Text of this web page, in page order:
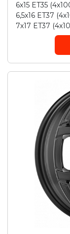
6x15 ET35
6,5x16 ET37
7x17 ET37